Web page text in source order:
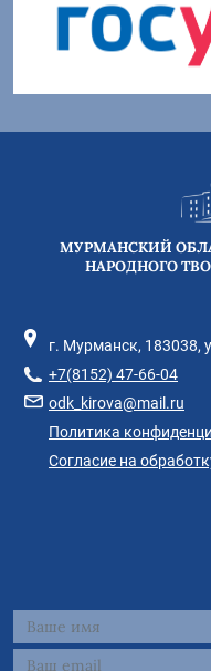
МУРМАНСКИЙ
НАРОДНОГО
г. Мурманск, 183038,
+7(8152) 47-66-04
odk_kirova@mail.ru
Политика
Согласие на